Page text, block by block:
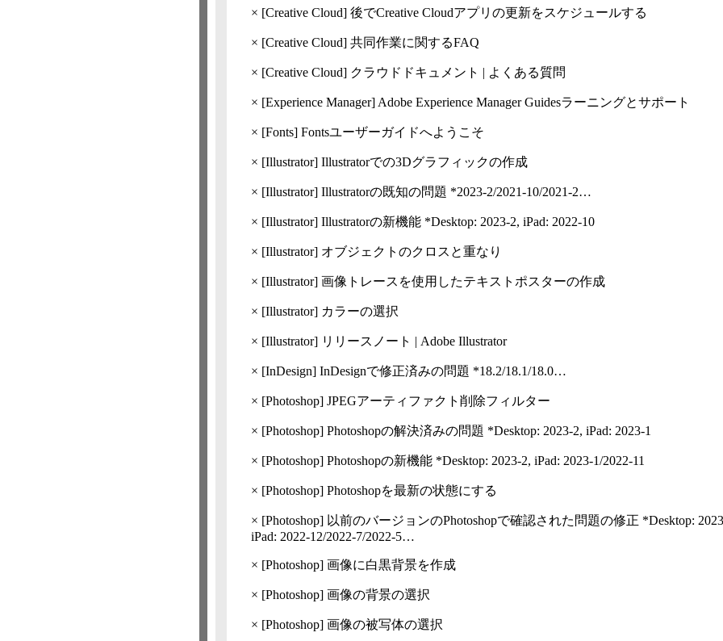
× [Creative Cloud] 後でCreative Cloudアプリの更新をスケジュールする
× [Creative Cloud] 共同作業に関するFAQ
× [Creative Cloud] クラウドドキュメント | よくある質問
× [Experience Manager] Adobe Experience Manager Guidesラーニングとサポート
× [Fonts] Fontsユーザーガイドへようこそ
× [Illustrator] Illustratorでの3Dグラフィックの作成
× [Illustrator] Illustratorの既知の問題 *2023-2/​2021-10/​2021-2…
× [Illustrator] Illustratorの新機能 *Desktop: 2023-2, iPad: 2022-10
× [Illustrator] オブジェクトのクロスと重なり
× [Illustrator] 画像トレースを使用したテキストポスターの作成
× [Illustrator] カラーの選択
× [Illustrator] リリースノート | Adobe Illustrator
× [InDesign] InDesignで修正済みの問題 *18.2/​18.1/​18.0…
× [Photoshop] JPEGアーティファクト削除フィルター
× [Photoshop] Photoshopの解決済みの問題 *Desktop: 2023-2, iPad: 2023-1
× [Photoshop] Photoshopの新機能 *Desktop: 2023-2, iPad: 2023-1/​2022-11
× [Photoshop] Photoshopを最新の状態にする
× [Photoshop] 以前のバージョンのPhotoshopで確認された問題の修正 *Desktop:
iPad: 2022-12/​2022-7/​2022-5…
× [Photoshop] 画像に白黒背景を作成
× [Photoshop] 画像の背景の選択
× [Photoshop] 画像の被写体の選択